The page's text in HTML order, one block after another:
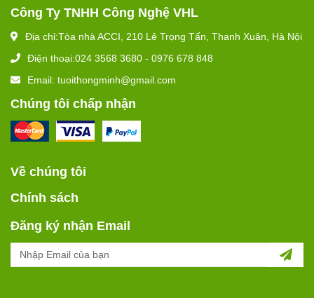
Công Ty TNHH Công Nghệ VHL
Địa chỉ:Tòa nhà ACCI, 210 Lê Trọng Tấn, Thanh Xuân, Hà Nội
Điện thoại:024 3568 3680 - 0976 678 848
Email: tuoithongminh@gmail.com
Chúng tôi chấp nhận
Về chúng tôi
Chính sách
Đăng ký nhận Email